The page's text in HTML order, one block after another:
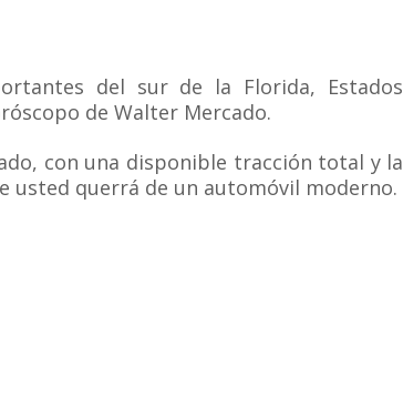
del sur de la Florida, Estados
de Walter Mercado.
con una disponible tracción total y la
usted querrá de un automóvil moderno.